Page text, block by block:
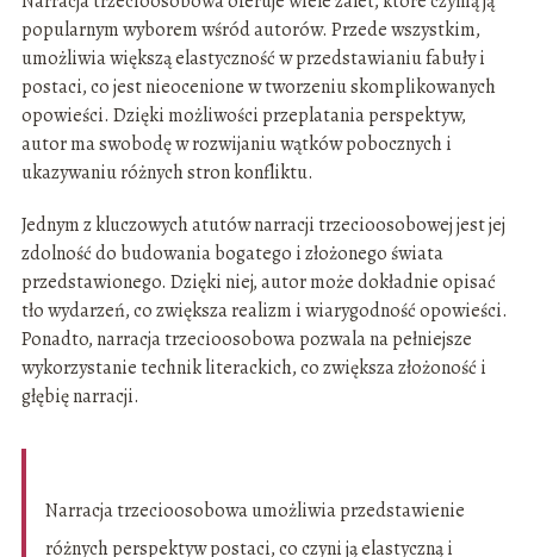
popularnym wyborem wśród autorów. Przede wszystkim,
umożliwia większą elastyczność w przedstawianiu fabuły i
postaci, co jest nieocenione w tworzeniu skomplikowanych
opowieści. Dzięki możliwości przeplatania perspektyw,
autor ma swobodę w rozwijaniu wątków pobocznych i
ukazywaniu różnych stron konfliktu.
Jednym z kluczowych atutów narracji trzecioosobowej jest jej
zdolność do budowania bogatego i złożonego świata
przedstawionego. Dzięki niej, autor może dokładnie opisać
tło wydarzeń, co zwiększa realizm i wiarygodność opowieści.
Ponadto, narracja trzecioosobowa pozwala na pełniejsze
wykorzystanie technik literackich, co zwiększa złożoność i
głębię narracji.
Narracja trzecioosobowa umożliwia przedstawienie
różnych perspektyw postaci, co czyni ją elastyczną i